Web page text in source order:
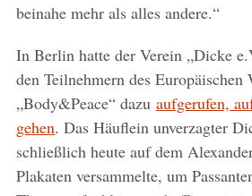
beinahe mehr als alles andere.“
In Berlin hatte der Verein „Dicke
den Teilnehmern des Europäischen
„Body&Peace“ dazu aufgerufen,
gehen. Das Häuflein unverzagter
schließlich heute auf dem
Plakaten versammelte, um